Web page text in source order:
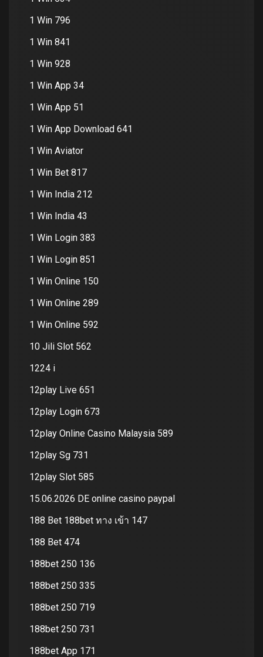
1 Win 796
1 Win 841
1 Win 928
1 Win App 34
1 Win App 51
1 Win App Download 641
1 Win Aviator
1 Win Bet 817
1 Win India 212
1 Win India 43
1 Win Login 383
1 Win Login 851
1 Win Online 150
1 Win Online 289
1 Win Online 592
10 Jili Slot 562
1224 i
12play Live 651
12play Login 673
12play Online Casino Malaysia 589
12play Sg 731
12play Slot 585
15.06.2026 DE online casino paypal
188 Bet 188bet ทาง เข้า 147
188 Bet 474
188bet 250 136
188bet 250 335
188bet 250 719
188bet 250 731
188bet App 171